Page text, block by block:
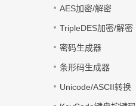
AES加密/解密
TripleDES加密/解密
密码生成器
条形码生成器
Unicode/ASCII转换